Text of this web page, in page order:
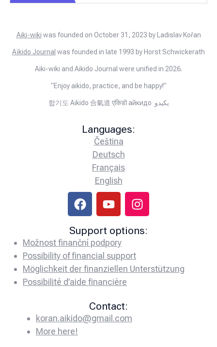
Aiki-wiki was founded on October 31, 2023 by Ladislav Kořan
Aïkido Journal was founded in late 1993 by Horst Schwickerath
Aiki-wiki and Aikido Journal were unified in 2026.
“Enjoy aikido, practice, and be happy!”
합기도 Aikido 合氣道 एकिडो айкидо يكيدو
Languages:
Čeština
Deutsch
Français
English
Support options:
Možnost finanční podpory
Possibility of financial support
Möglichkeit der finanziellen Unterstützung
Possibilité d’aide financière
Contact:
koran.aikido@gmail.com
More here!